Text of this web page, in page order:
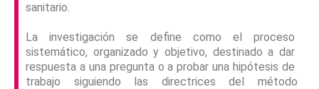
sanitario.
La investigación se define como el proceso
sistemático, organizado y objetivo, destinado a dar
respuesta a una pregunta o a probar una hipótesis de
trabajo siguiendo las directrices del método